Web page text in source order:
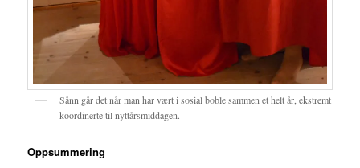
Sånn går det når man har vært i sosial boble sammen et helt år, ekstremt
koordinerte til nyttårsmiddagen.
Oppsummering